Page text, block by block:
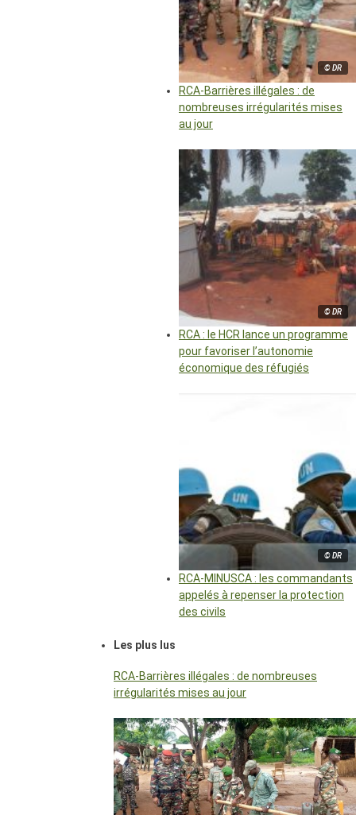
© DR
RCA-Barrières illégales : de
nombreuses irrégularités mises
au jour
© DR
RCA : le HCR lance un programme
pour favoriser l’autonomie
économique des réfugiés
© DR
RCA-MINUSCA : les commandants
appelés à repenser la protection
des civils
Les plus lus
RCA-Barrières illégales : de nombreuses
irrégularités mises au jour